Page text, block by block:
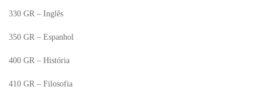
330 GR – Inglês
350 GR – Espanhol
400 GR – História
410 GR – Filosofia